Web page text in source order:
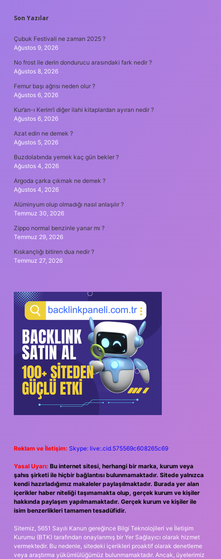
SIDEBAR
Son Yazılar
Çubuk Festivali ne zaman 2025 ?
Ağustos 9, 2026
No frost ile derin dondurucu arasındaki fark nedir ?
Ağustos 8, 2026
Femur başı ağrısı neden olur ?
Ağustos 6, 2026
Kur’an-ı Kerim’i diğer ilahi kitaplardan ayıran nedir ?
Ağustos 6, 2026
Azat edin ne demek ?
Ağustos 5, 2026
Buzdolabında yemek kaç gün bekler ?
Ağustos 4, 2026
Argoda çarka çıkmak ne demek ?
Ağustos 4, 2026
Alüminyum olup olmadığı nasıl anlaşılır ?
Temmuz 30, 2026
Zippo normal benzinle yanar mı ?
Temmuz 29, 2026
Kıskançlığı bitiren dua nedir ?
Temmuz 27, 2026
Reklam ve İletişim: Skype: live:.cid.575569c608265c69
Yasal Uyarı: Bu internet sitesi, herhangi bir marka, kurum veya
şahıs şirketi ile hiçbir bağlantısı bulunmamaktadır. Sitede yalnızca
kendi hazırladığımız makaleler paylaşılmaktadır. Burada yer alan
içerikler haber niteliği taşımamakta olup, gerçek kurum ve kişiler
hakkında paylaşım yapılmamaktadır. Gerçek kurum ve kişiler ile
isim benzerlikleri tamamen tesadüfidir.
Sitemiz, 5651 Sayılı Kanun gereğince Bilgi Teknolojileri ve İletişim
Kurumu (BTK) tarafından onaylanmış bir Yer Sağlayıcı olarak hizmet
vermektedir. Bu nedenle, sitedeki içerikleri proaktif olarak denetleme
veya araştırma yükümlülüğümüz bulunmamaktadır. Ancak, üyelerimiz